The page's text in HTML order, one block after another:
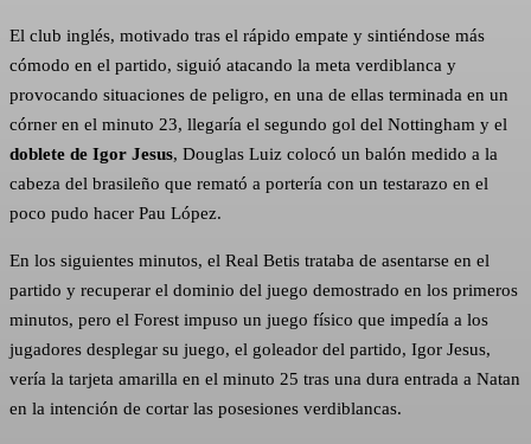
El club inglés, motivado tras el rápido empate y sintiéndose más
cómodo en el partido, siguió atacando la meta verdiblanca y
provocando situaciones de peligro, en una de ellas terminada en un
córner en el minuto 23, llegaría el segundo gol del Nottingham y el
doblete de Igor Jesus, Douglas Luiz colocó un balón medido a la
cabeza del brasileño que remató a portería con un testarazo en el
poco pudo hacer Pau López.
En los siguientes minutos, el Real Betis trataba de asentarse en el
partido y recuperar el dominio del juego demostrado en los primeros
minutos, pero el Forest impuso un juego físico que impedía a los
jugadores desplegar su juego, el goleador del partido, Igor Jesus,
vería la tarjeta amarilla en el minuto 25 tras una dura entrada a Natan
en la intención de cortar las posesiones verdiblancas.